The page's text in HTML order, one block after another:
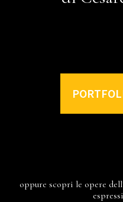
oppure scopri le opere